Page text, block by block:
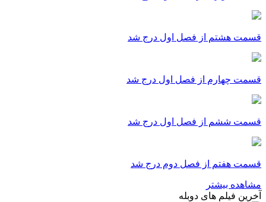
قسمت هشتم از فصل اول درج شد
قسمت چهارم از فصل اول درج شد
قسمت ششم از فصل اول درج شد
قسمت هفتم از فصل دوم درج شد
مشاهده بیشتر
آخرین فیلم های دوبله